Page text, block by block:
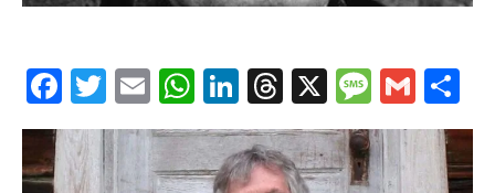
FacebookTwitterEmail WhatsAppLinkedInThreads
X Message
Gmail